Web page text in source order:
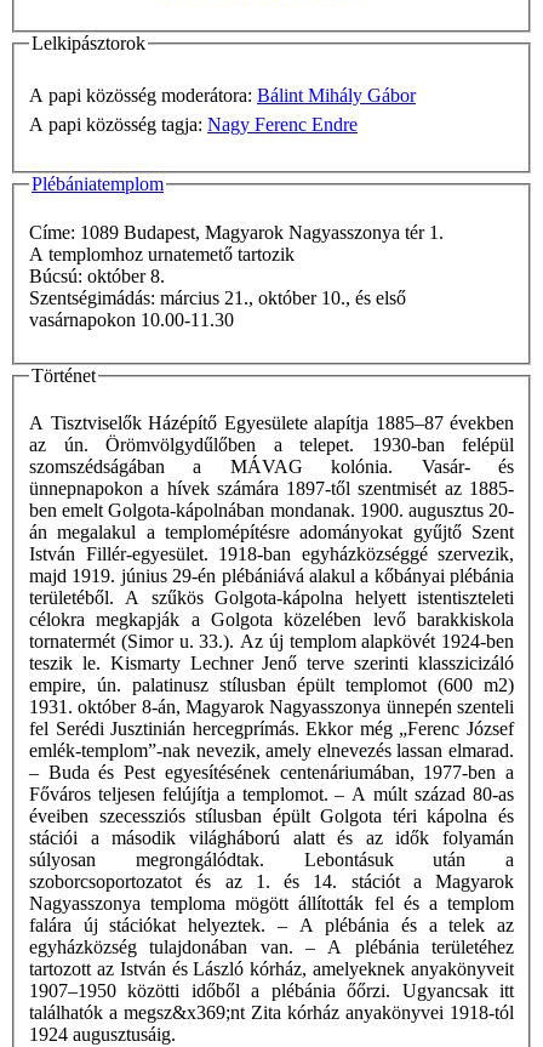
Lelkipásztorok
A papi közösség moderátora: Bálint Mihály Gábor
A papi közösség tagja: Nagy Ferenc Endre
Plébániatemplom
Címe: 1089 Budapest, Magyarok Nagyasszonya tér 1.
A templomhoz urnatemető tartozik
Búcsú: október 8.
Szentségimádás: március 21., október 10., és első
vasárnapokon 10.00-11.30
Történet
A Tisztviselők Házépítő Egyesülete alapítja 1885–87 években
az ún. Örömvölgydűlőben a telepet. 1930-ban felépül
szomszédságában a MÁVAG kolónia. Vasár- és
ünnepnapokon a hívek számára 1897-től szentmisét az 1885-
ben emelt Golgota-kápolnában mondanak. 1900. augusztus 20-
án megalakul a templomépítésre adományokat gyűjtő Szent
István Fillér-egyesület. 1918-ban egyházközséggé szervezik,
majd 1919. június 29-én plébániává alakul a kőbányai plébánia
területéből. A szűkös Golgota-kápolna helyett istentiszteleti
célokra megkapják a Golgota közelében levő barakkiskola
tornatermét (Simor u. 33.). Az új templom alapkövét 1924-ben
teszik le. Kismarty Lechner Jenő terve szerinti klasszicizáló
empire, ún. palatinusz stílusban épült templomot (600 m2)
1931. október 8-án, Magyarok Nagyasszonya ünnepén szenteli
fel Serédi Jusztinián hercegprímás. Ekkor még „Ferenc József
emlék-templom”-nak nevezik, amely elnevezés lassan elmarad.
– Buda és Pest egyesítésének centenáriumában, 1977-ben a
Főváros teljesen felújítja a templomot. – A múlt század 80-as
éveiben szecessziós stílusban épült Golgota téri kápolna és
stációi a második világháború alatt és az idők folyamán
súlyosan megrongálódtak. Lebontásuk után a
szoborcsoportozatot és az 1. és 14. stációt a Magyarok
Nagyasszonya temploma mögött állították fel és a templom
falára új stációkat helyeztek. – A plébánia és a telek az
egyházközség tulajdonában van. – A plébánia területéhez
tartozott az István és László kórház, amelyeknek anyakönyveit
1907–1950 közötti időből a plébánia őőrzi. Ugyancsak itt
találhatók a megsz&x369;nt Zita kórház anyakönyvei 1918-tól
1924 augusztusáig.